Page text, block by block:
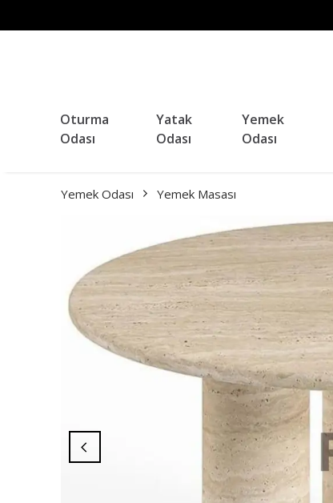
Oturma
Odası
Yatak
Odası
Yemek
Odası
Yemek Odası Yemek Masası